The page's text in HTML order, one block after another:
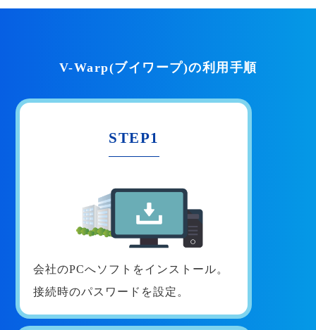
V-Warp(ブイワープ)の利用手順
STEP1
会社のPCへソフトをインストール。
接続時のパスワードを設定。